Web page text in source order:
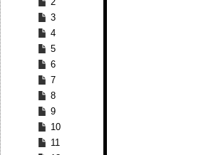
3
4
5
6
7
8
9
10
11